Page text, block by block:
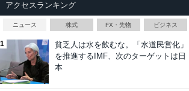
アクセスランキング
ニュース 株式 FX・先物 ビジネス
貧乏人は水を飲むな。「水道民営化」
を推進するIMF、次のターゲットは日
本